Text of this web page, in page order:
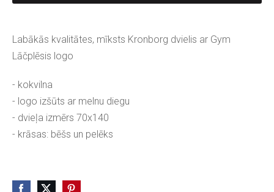
Labākās kvalitātes, mīksts Kronborg dvielis ar Gym
Lāčplēsis logo
- kokvilna
- logo izšūts ar melnu diegu
- dvieļa izmērs 70x140
- krāsas: bēšs un pelēks